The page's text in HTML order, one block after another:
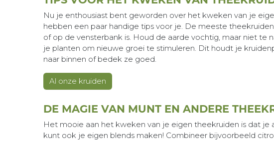
Nu je enthousiast bent geworden over het kweken van je
hebben een paar handige tips voor je. De meeste
of op de vensterbank is. Houd de aarde vochtig, maar niet te
je planten om nieuwe groei te stimuleren. Dit houdt je
naar binnen of bedek ze goed.
Al onze kruiden
DE MAGIE VAN MUNT EN ANDERE
Het mooie aan het kweken van je eigen theekruiden is dat
kunt ook je eigen blends maken! Combineer bijvoorbeeld